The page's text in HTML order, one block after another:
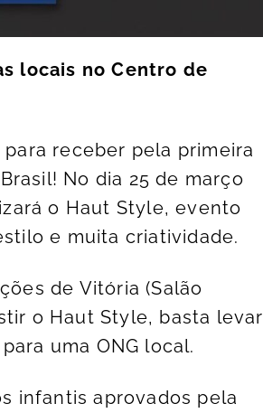
locais no Centro de
receber pela primeira
No dia 25 de março
o Haut Style, evento
e muita criatividade.
de Vitória (Salão
o Haut Style, basta levar
uma ONG local.
infantis aprovados pela